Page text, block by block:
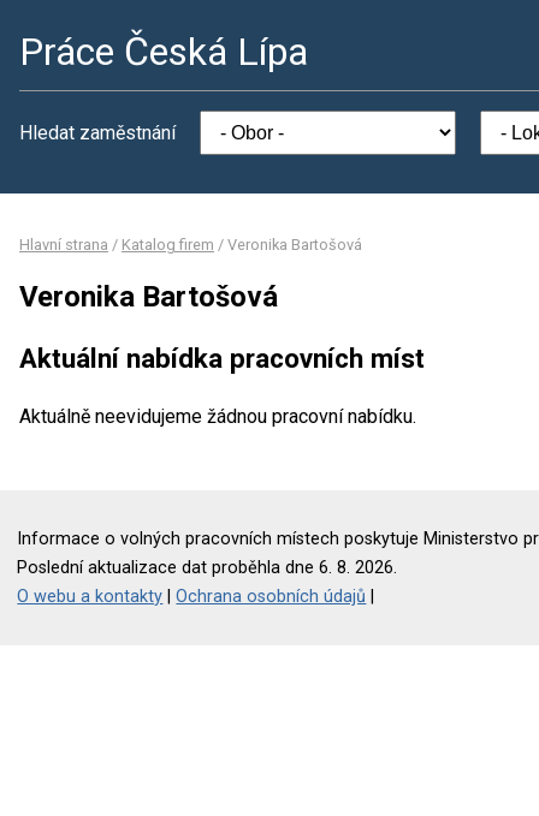
Práce Česká Lípa
Hledat zaměstnání
Hlavní strana / Katalog firem / Veronika Bartošová
Veronika Bartošová
Aktuální nabídka pracovních míst
Aktuálně neevidujeme žádnou pracovní nabídku.
Informace o volných pracovních místech poskytuje Ministerstvo
Poslední aktualizace dat proběhla dne 6. 8. 2026.
O webu a kontakty |Ochrana osobních údajů